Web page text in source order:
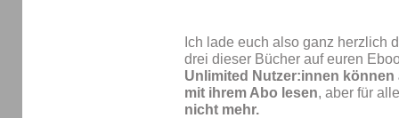
Ich lade euch also ganz herzlich
drei dieser Bücher auf euren
Unlimited Nutzer:innen
mit ihrem Abo lesen, aber für
nicht mehr.